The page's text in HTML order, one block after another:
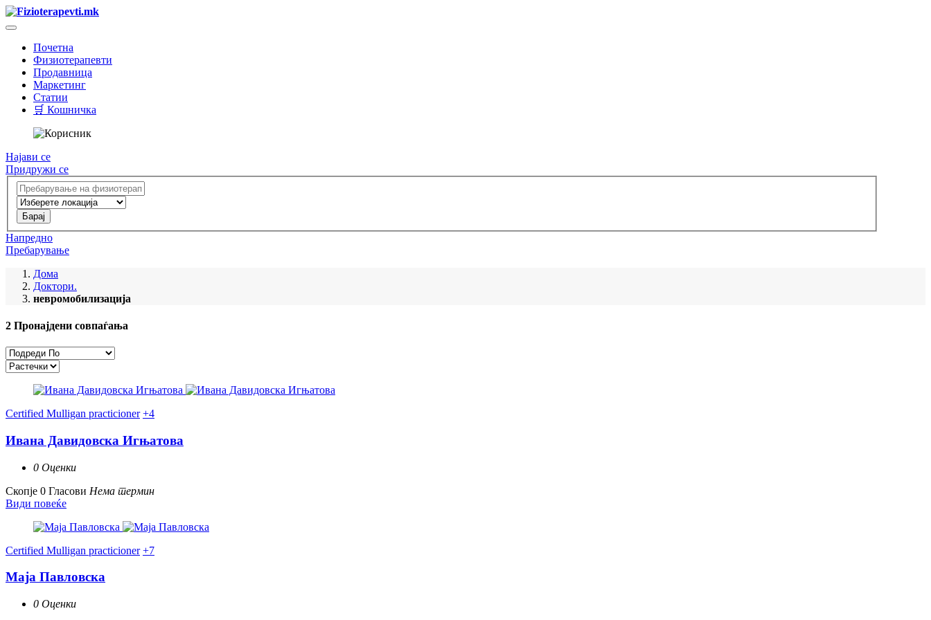
Почетна
Физиотерапевти
Продавница
Маркетинг
Статии
🛒 Кошничка
Најави се
Придружи се
Напредно
Пребарување
Дома
Доктори.
невромобилизација
2 Пронајдени совпаѓања
Certified Mulligan practicioner +4
Ивана Давидовска Игњатова
0 Оценки
Скопје 0 Гласови Нема термин
Види повеќе
Certified Mulligan practicioner +7
Маја Павловска
0 Оценки